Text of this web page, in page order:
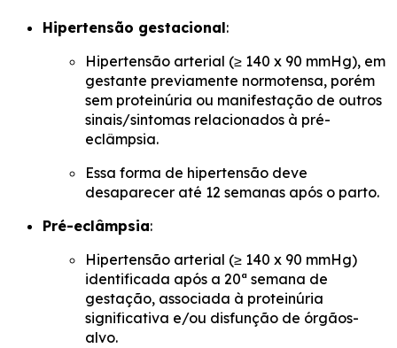
Hipertensão gestacional:
Hipertensão arterial (≥ 140 x 90 mmHg), em
gestante previamente normotensa, porém
sem proteinúria ou manifestação de outros
sinais/sintomas relacionados à pré-
eclâmpsia.
Essa forma de hipertensão deve
desaparecer até 12 semanas após o parto.
Pré-eclâmpsia:
Hipertensão arterial (≥ 140 x 90 mmHg)
identificada após a 20ª semana de
gestação, associada à proteinúria
significativa e/ou disfunção de órgãos-
alvo.